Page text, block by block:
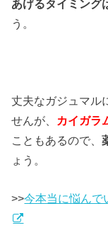
あげるタイミング
う。
丈夫なガジュマル
せんが、 カイガラ
こともあるので、
ょう。
>>今本当に悩んで